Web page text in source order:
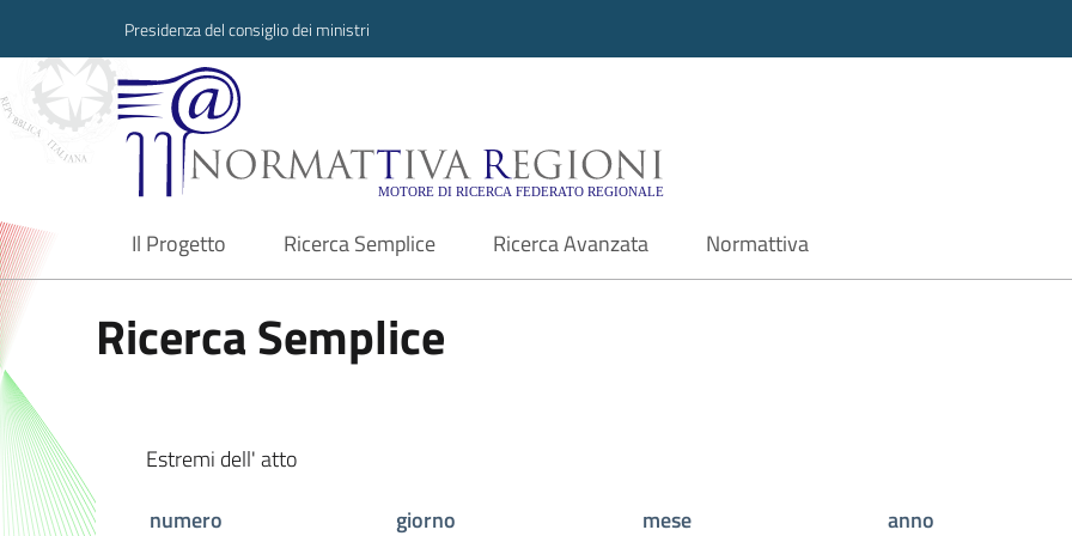
Presidenza del consiglio dei ministri
Normattiva Regioni - Motore di ricerca
Il Progetto
current Ricerca Semplice Ricerca Avanzata Normattiva
Ricerca Semplice
Estremi dell' atto
numero
giorno mese
anno